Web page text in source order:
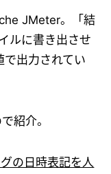
JMeter。「結
ルに書き出させ
出力されてい
紹介。
の日時表記を人